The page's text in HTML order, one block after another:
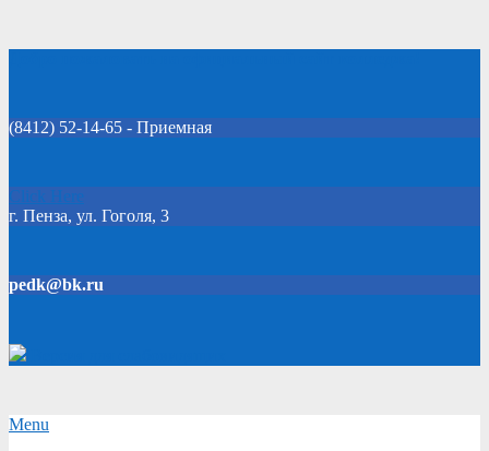
(8412) 52-14-65 - Приемная
Click Here
г. Пенза, ул. Гоголя, 3
pedk@bk.ru
Secondary
Menu